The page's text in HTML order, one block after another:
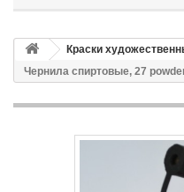
Краски
Чернила спиртовые, 27